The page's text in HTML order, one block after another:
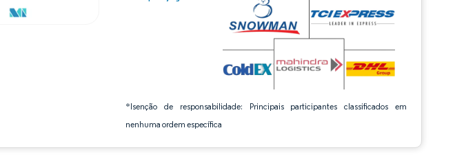
*Isenção de responsabilidade: Principais participantes classificados em
nenhuma ordem específica